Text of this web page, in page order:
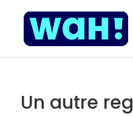
Un autre